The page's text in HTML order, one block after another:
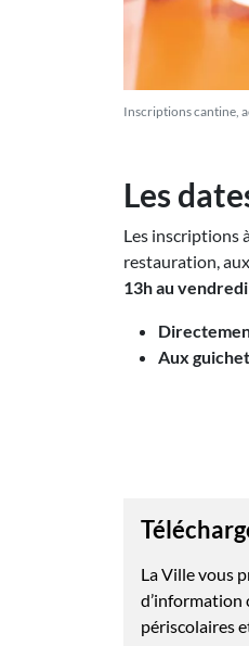
Inscriptions cantine,
Les
Les inscriptions
restauration, aux
13h au
Aux
La Ville vous
d’information
périscolaires